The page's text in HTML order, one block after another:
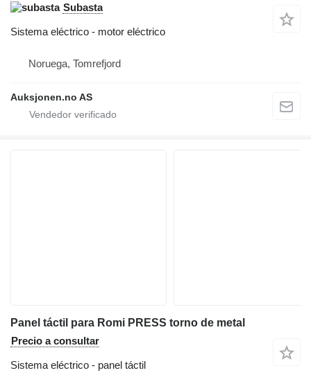
Subasta
Sistema eléctrico - motor eléctrico
Noruega, Tomrefjord
Auksjonen.no AS
Panel táctil para Romi PRESS torno de metal
Precio a consultar
Sistema eléctrico - panel táctil